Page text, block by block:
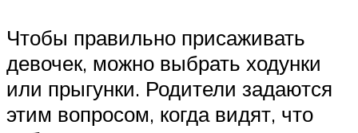
Чтобы правильно присаживать
девочек, можно выбрать ходунки
или прыгунки. Родители задаются
этим вопросом, когда видят, что